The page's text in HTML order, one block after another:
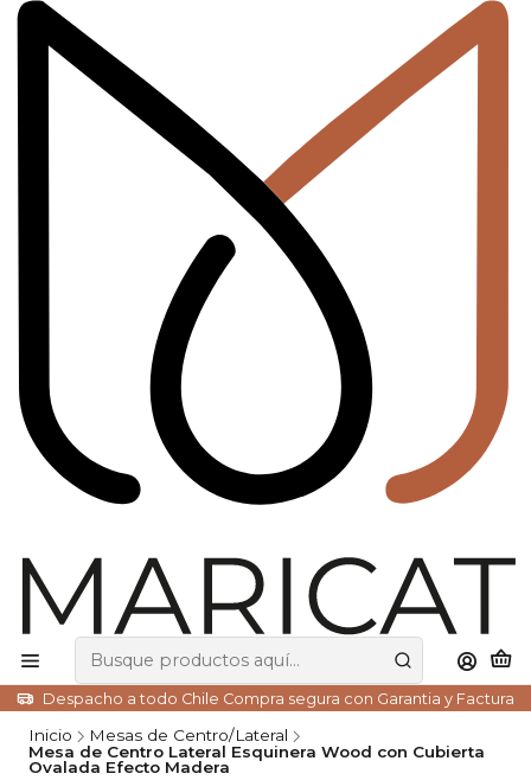
Despacho a todo Chile Compra segura con Garantia y Factura
Inicio
Mesas de Centro/Lateral
Mesa de Centro Lateral Esquinera Wood con Cubierta
Ovalada Efecto Madera